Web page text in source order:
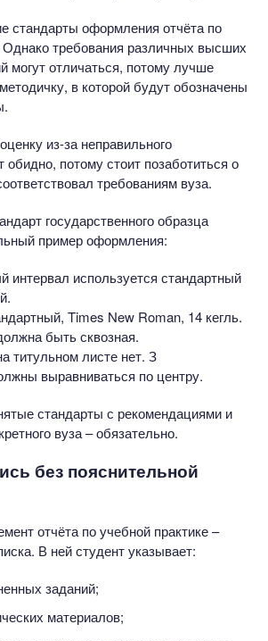
стандарты оформления отчёта по
Однако требования различных высших
могут отличаться, потому лучше
в которой будут обозначены
из-за неправильного
потому стоит позаботиться о
требованиям вуза.
государственного образца
пример оформления:
интервал используется стандартный
Times New Roman, 14 кегль.
быть сквозная.
титульном листе нет. З
выравниваться по центру.
стандарты с рекомендациями и
вуза – обязательно.
без пояснительной
отчёта по учебной практике –
В ней студент указывает:
заданий;
материалов;